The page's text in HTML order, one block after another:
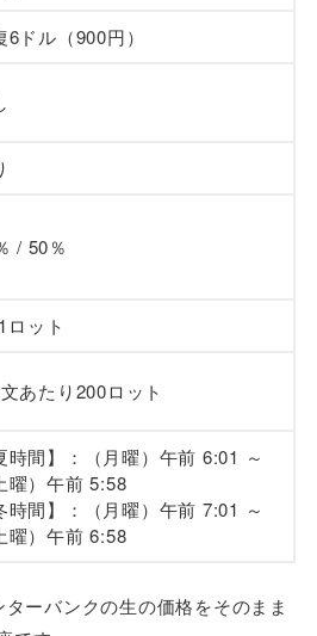
6ドル（900円）
/ 50％
ロット
あたり200ロット
時間】：（月曜）午前 6:01 ～
曜）午前 5:58
時間】：（月曜）午前 7:01 ～
曜）午前 6:58
ーバンクの生の価格をそのまま